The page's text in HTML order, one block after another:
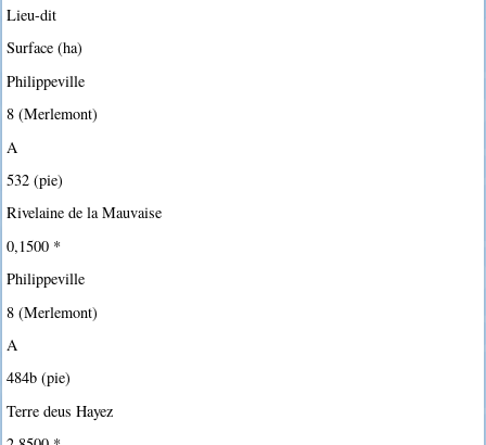
Lieu-dit
Surface (ha)
Philippeville
8 (Merlemont)
A
532 (pie)
Rivelaine de la Mauvaise
0,1500 *
Philippeville
8 (Merlemont)
A
484b (pie)
Terre deus Hayez